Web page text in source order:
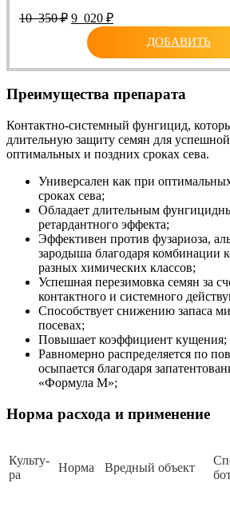
10 350₽ Первоначальная
цена
составляла
350 ₽.
9 020 ₽Текущая
цена:
020 ₽.
ДОБАВИТЬ
Преимущества препарата
Контактно-системный фунгицид,
длительную защиту семян для
оптимальных и поздних сроках сева.
Универсален как при
сроках сева;
Обладает длительным
ретардантного эффекта;
Эффективен против фузариоза,
зародыша благодаря комбинации
разных химических классов;
Успешная перезимовка семян за
контактного и системного
Способствует снижению запаса
посевах;
Повышает коэффициент кущения;
Равномерно распределяется по
осыпается благодаря
«Формула М»;
Норма расхода и применение
Куль­ту­
ра
Нор­ма Вред­ный объ­ект